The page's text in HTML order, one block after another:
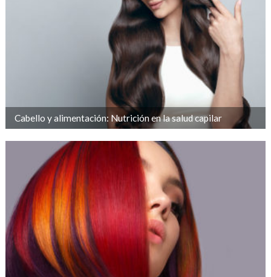
Cabello y alimentación: Nutrición en la salud capilar